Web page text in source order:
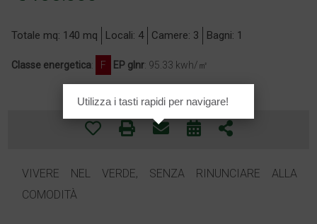
Totale mq: 140 mq Locali: 4 Camere: 3 Bagni: 1
Classe energetica: F EP glnr: 95.33 kwh/㎡
VIVERE NEL VERDE, SENZA RINUNCIARE ALLA
COMODITÀ
Utilizza i tasti rapidi per navigare!